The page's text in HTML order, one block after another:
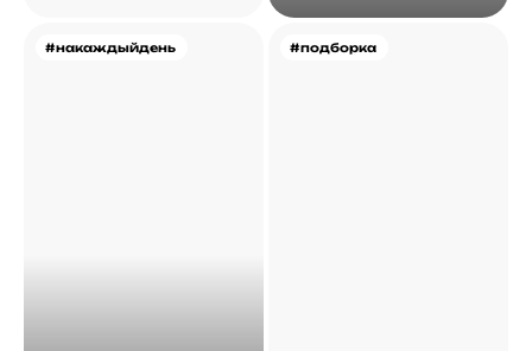
#накаждыйдень #подборка